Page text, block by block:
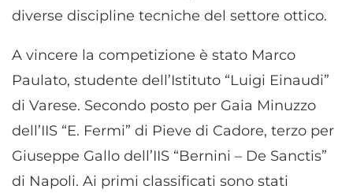
diverse discipline tecniche del settore ottico.
A vincere la competizione è stato Marco
Paulato, studente dell’Istituto “Luigi Einaudi”
di Varese. Secondo posto per Gaia Minuzzo
dell’IIS “E. Fermi” di Pieve di Cadore, terzo per
Giuseppe Gallo dell’IIS “Bernini – De Sanctis”
di Napoli. Ai primi classificati sono stati